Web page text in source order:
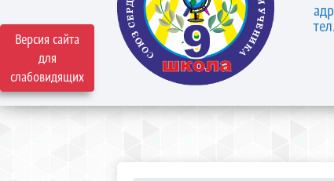
Версия сайта
для
слабовидящих